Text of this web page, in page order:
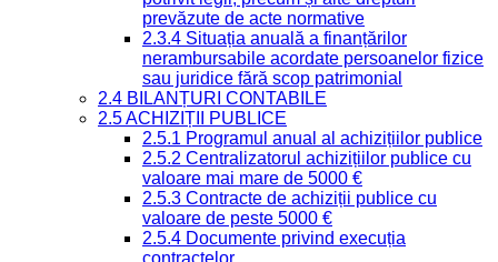
prevăzute de acte normative
2.3.4 Situația anuală a finanțărilor
nerambursabile acordate persoanelor fizice
sau juridice fără scop patrimonial
2.4 BILANȚURI CONTABILE
2.5 ACHIZIȚII PUBLICE
2.5.1 Programul anual al achizițiilor publice
2.5.2 Centralizatorul achizițiilor publice cu
valoare mai mare de 5000 €
2.5.3 Contracte de achiziții publice cu
valoare de peste 5000 €
2.5.4 Documente privind execuția
contractelor